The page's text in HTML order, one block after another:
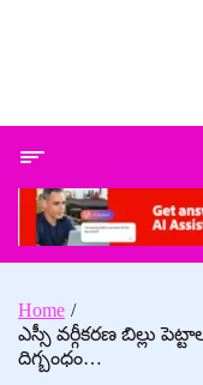
Home
ఎస్సీ వర్గీకరణ బిల్లు
దిగ్బంధం…